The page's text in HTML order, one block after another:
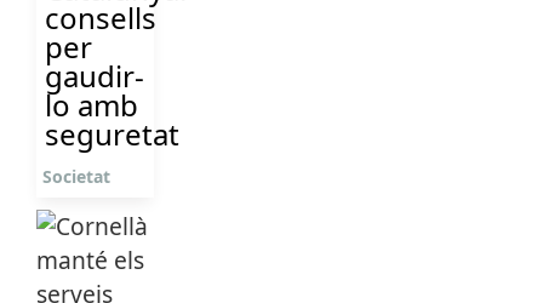
consells
per
gaudir-
lo amb
seguretat
Societat